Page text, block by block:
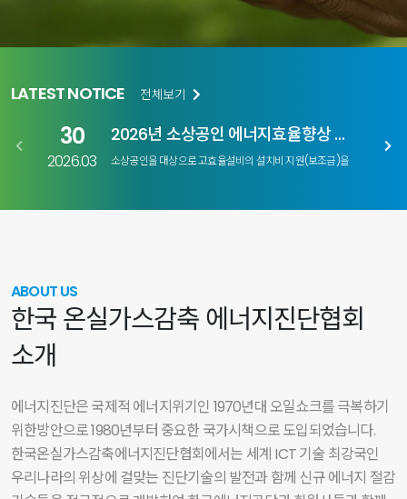
LATEST NOTICE 전체보기
30
2026.03
2026년 소상공인 에너지효율향상 지원사
소상공인을 대상으로 고효율설비의 설치비 지원(보조금)을
소상공인 에너지효율향상 지원사업이 공고 되었습니다.
ABOUT US
한국 온실가스감축 에너지진단협회
소개
에너지진단은 국제적 에너지위기인 1970년대 오일쇼크를 극복하기
위한방안으로 1980년부터 중요한 국가시책으로 도입되었습니다.
한국온실가스감축에너지진단협회에서는 세계 ICT 기술 최강국인
우리나라의 위상에 걸맞는 진단기술의 발전과 함께 신규 에너지 절감